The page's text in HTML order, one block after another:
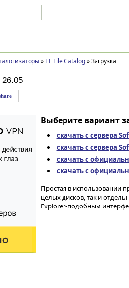
» EF File Catalog »Загрузка
26.05
Выберите вариант
скачать с сервера
скачать с сервера
скачать с
скачать с
Простая в использовании
целых дисков, так и
Explorer-подобным